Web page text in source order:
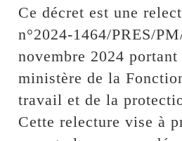
Ce décret est une
n°2024-1464/PRES/
novembre 2024
ministère de la
travail et de la
Cette relecture vise à